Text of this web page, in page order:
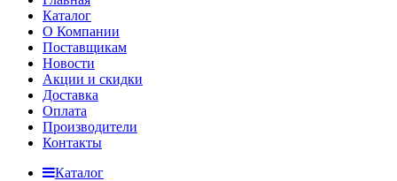
Каталог
О Компании
Поставщикам
Новости
Акции и скидки
Доставка
Оплата
Производители
Контакты
Каталог